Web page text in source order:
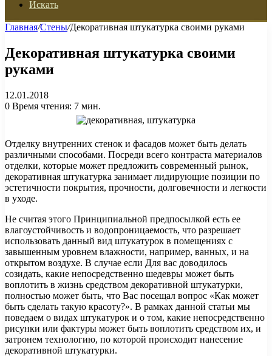
Искать
Главная/Стены/Декоративная штукатурка своими руками
Декоративная штукатурка своими
руками
12.01.2018
0 Время чтения: 7 мин.
Отделку внутренних стенок и фасадов может быть делать
различными способами. Посреди всего контраста материалов
отделки, которые может предложить современный рынок,
декоративная штукатурка занимает лидирующие позиции по
эстетичности покрытия, прочности, долговечности и легкости
в уходе.
Не считая этого Принципиальной предпосылкой есть ее
влагоустойчивость и водопроницаемость, что разрешает
использовать данный вид штукатурок в помещениях с
завышенным уровнем влажности, например, ванных, и на
открытом воздухе. В случае если Для вас доводилось
созидать, какие непосредственно шедевры может быть
воплотить в жизнь средством декоративной штукатурки,
полностью может быть, что Вас посещал вопрос «Как может
быть сделать такую красоту?». В рамках данной статьи мы
поведаем о видах штукатурок и о том, какие непосредственно
рисунки или фактуры может быть воплотить средством их, и
затронем технологию, по которой происходит нанесение
декоративной штукатурки.